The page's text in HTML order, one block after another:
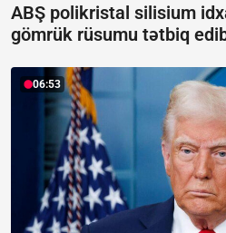
ABŞ polikristal silisium
gömrük rüsumu tətbiq
06:53